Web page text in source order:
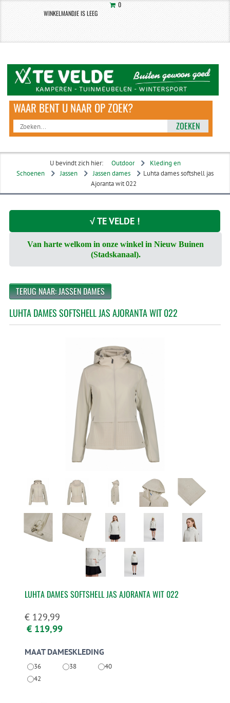
0
WINKELMANDJE IS LEEG
ZOEKEN
U bevindt zich hier: Outdoor
Kleding en
Schoenen
Jassen Jassen dames
Luhta dames softshell jas
Ajoranta wit 022
√ TE VELDE !
Van harte welkom in onze winkel in Nieuw Buinen
(Stadskanaal).
TERUG NAAR: JASSEN DAMES
LUHTA DAMES SOFTSHELL JAS AJORANTA WIT 022
LUHTA DAMES SOFTSHELL JAS AJORANTA WIT 022
€ 129,99
€ 119,99
MAAT DAMESKLEDING
36 38
40
42